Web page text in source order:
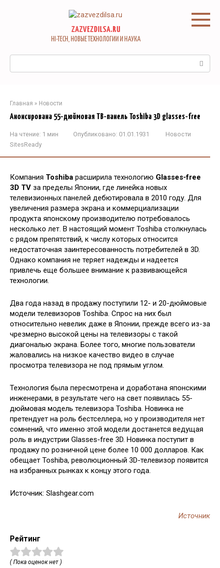
ZAZVEZDILSA.RU
HI-TECH, НОВЫЕ ТЕХНОЛОГИИ И НАУКА
Главная » Новости
Анонсирована 55-дюймовая ТВ-панель Toshiba 3D glasses-free
На чтение: 1 мин Опубликовано: 01.01.1931
Новости
SitesReady
Компания Toshiba расширила технологию Glasses-free
3D TV за пределы Японии, где линейка новых
телевизионных панелей дебютировала в 2010 году. Для
увеличения размера экрана и коммерциализации
продукта японскому производителю потребовалось
несколько лет. В настоящий момент Toshiba столкнулась
с рядом препятствий, к числу которых относится
недостаточная заинтересованность потребителей в 3D.
Однако компания не теряет надежды и надеется
привлечь еще большее внимание к развивающейся
технологии.
Два года назад в продажу поступили 12- и 20-дюймовые
модели телевизоров Toshiba. Спрос на них был
относительно невелик даже в Японии, прежде всего из-за
чрезмерно высокой цены на телевизоры с такой
диагональю экрана. Более того, многие пользователи
жаловались на низкое качество видео в случае
просмотра телевизора не под прямым углом.
Технология была пересмотрена и доработана японскими
инженерами, в результате чего на свет появилась 55-
дюймовая модель телевизора Toshiba. Новинка не
претендует на роль бестселлера, но у производителя нет
сомнений, что именно этой модели достанется ведущая
роль в индустрии Glasses-free 3D. Новинка поступит в
продажу по розничной цене более 10 000 долларов. Как
обещает Toshiba, революционный 3D-телевизор появится
на избранных рынках к концу этого года.
Источник: Slashgear.com
Источник
Рейтинг
( Пока оценок нет )